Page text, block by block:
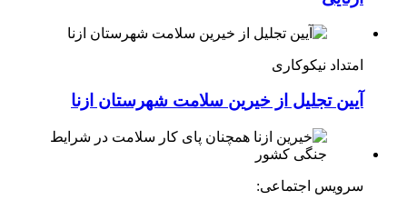
امتداد نیکوکاری
آیین تجلیل از خیرین سلامت شهرستان ازنا
سرویس اجتماعی: